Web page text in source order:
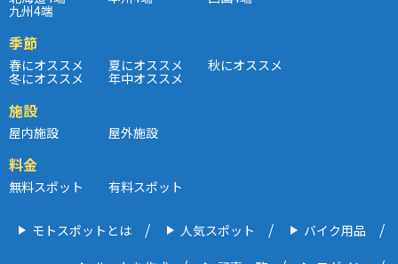
九州4端
季節
春にオススメ 夏にオススメ 秋にオススメ
冬にオススメ 年中オススメ
施設
屋内施設 屋外施設
料金
無料スポット 有料スポット
モトスポットとは 人気スポット バイク用品